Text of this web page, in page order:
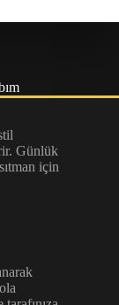
Günlük
için